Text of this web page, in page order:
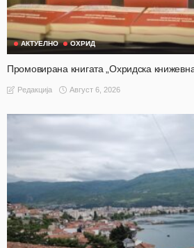
АКТУЕЛНО ОХРИД
Промовирана книгата „Охридска
Редакција Август 6, 2026